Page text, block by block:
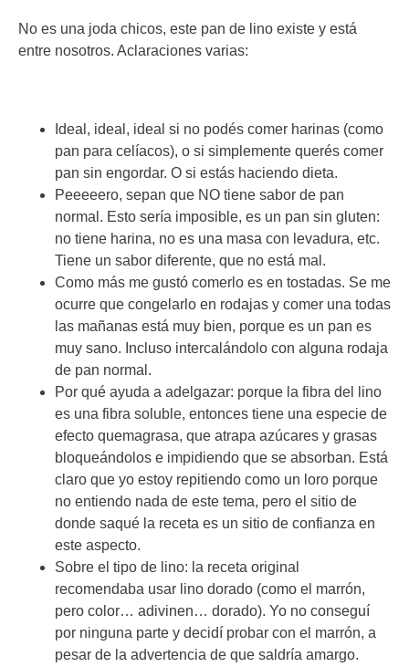
No es una joda chicos, este pan de lino existe y está
entre nosotros. Aclaraciones varias:
Ideal, ideal, ideal si no podés comer harinas (como
pan para celíacos), o si simplemente querés comer
pan sin engordar. O si estás haciendo dieta.
Peeeeero, sepan que NO tiene sabor de pan
normal. Esto sería imposible, es un pan sin gluten:
no tiene harina, no es una masa con levadura, etc.
Tiene un sabor diferente, que no está mal.
Como más me gustó comerlo es en tostadas. Se me
ocurre que congelarlo en rodajas y comer una todas
las mañanas está muy bien, porque es un pan es
muy sano. Incluso intercalándolo con alguna rodaja
de pan normal.
Por qué ayuda a adelgazar: porque la fibra del lino
es una fibra soluble, entonces tiene una especie de
efecto quemagrasa, que atrapa azúcares y grasas
bloqueándolos e impidiendo que se absorban. Está
claro que yo estoy repitiendo como un loro porque
no entiendo nada de este tema, pero el sitio de
donde saqué la receta es un sitio de confianza en
este aspecto.
Sobre el tipo de lino: la receta original
recomendaba usar lino dorado (como el marrón,
pero color… adivinen… dorado). Yo no conseguí
por ninguna parte y decidí probar con el marrón, a
pesar de la advertencia de que saldría amargo.